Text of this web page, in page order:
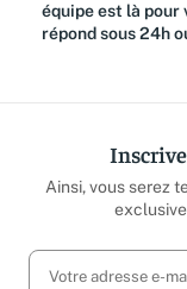
équipe est là pour
répond sous 24h
Ainsi, vous serez